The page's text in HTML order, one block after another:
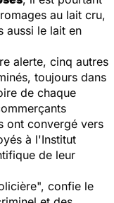
au lait cru,
aussi le lait en
alerte, cinq autres
toujours dans
de chaque
ont convergé vers
à l'Institut
de leur
", confie le